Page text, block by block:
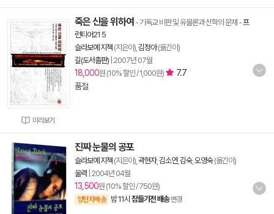
미리보기
죽은 신을 위하여 - 기독교 비판 및 유물론과 신학의 문제 -프
런티어21 5
슬라보예 지젝 (지은이), 김정아(옮긴이)
길(도서출판) 2007년 07월
18,000원 (10% 할인 / 1,000원)
7.7
품절
진짜 눈물의 공포
슬라보예 지젝 (지은이), 곽현자, 김소연, 김숙, 오영숙(옮긴이)
울력 2004년 04월
13,500원 (10% 할인 / 750원)
양탄자배송 밤 11시 잠들기전 배송 변경